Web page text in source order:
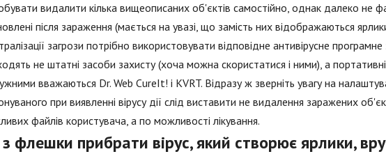
видалити кілька вищеописаних об'єктів самостійно, однак далеко не
після зараження (мається на увазі, що замість них відображаються
загрози потрібно використовувати відповідне антивірусне
не штатні засоби захисту (хоча можна скористатися і ними), а
вважаються Dr. Web CureIt! і KVRT. Відразу ж зверніть увагу на
при виявленні вірусу дії слід виставити не видалення заражених
файлів користувача, а по можливості лікування.
флешки прибрати вірус, який створює ярлики,